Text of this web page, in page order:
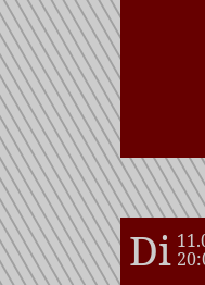
Di